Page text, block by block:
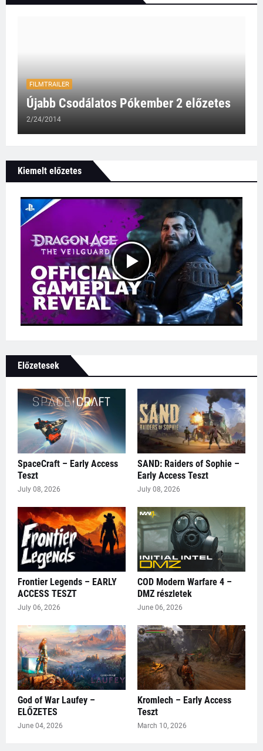
FILMTRAILER
Újabb Csodálatos Pókember 2 előzetes
2/24/2014
Kiemelt előzetes
Előzetesek
SpaceCraft – Early Access
Teszt
July 08, 2026
SAND: Raiders of Sophie –
Early Access Teszt
July 08, 2026
Frontier Legends – EARLY
ACCESS TESZT
July 06, 2026
COD Modern Warfare 4 –
DMZ részletek
June 06, 2026
God of War Laufey –
ELŐZETES
June 04, 2026
Kromlech – Early Access
Teszt
March 10, 2026